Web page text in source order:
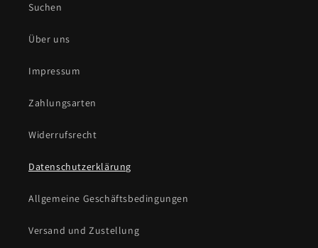
Suchen
Über uns
Impressum
Zahlungsarten
Widerrufsrecht
Datenschutzerklärung
Allgemeine Geschäftsbedingungen
Versand und Zustellung